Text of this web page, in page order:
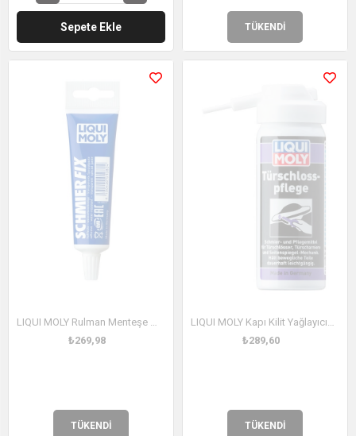
Sepete Ekle TÜKENDI
TÜKENDI
LIQUI MOLY Rulman Menteşe Macunu 50 gr (1080)
₺269,98
TÜKENDI
LIQUI MOLY Kapı Kilit Yağlayıcısı 50 ml (1528)
₺289,60